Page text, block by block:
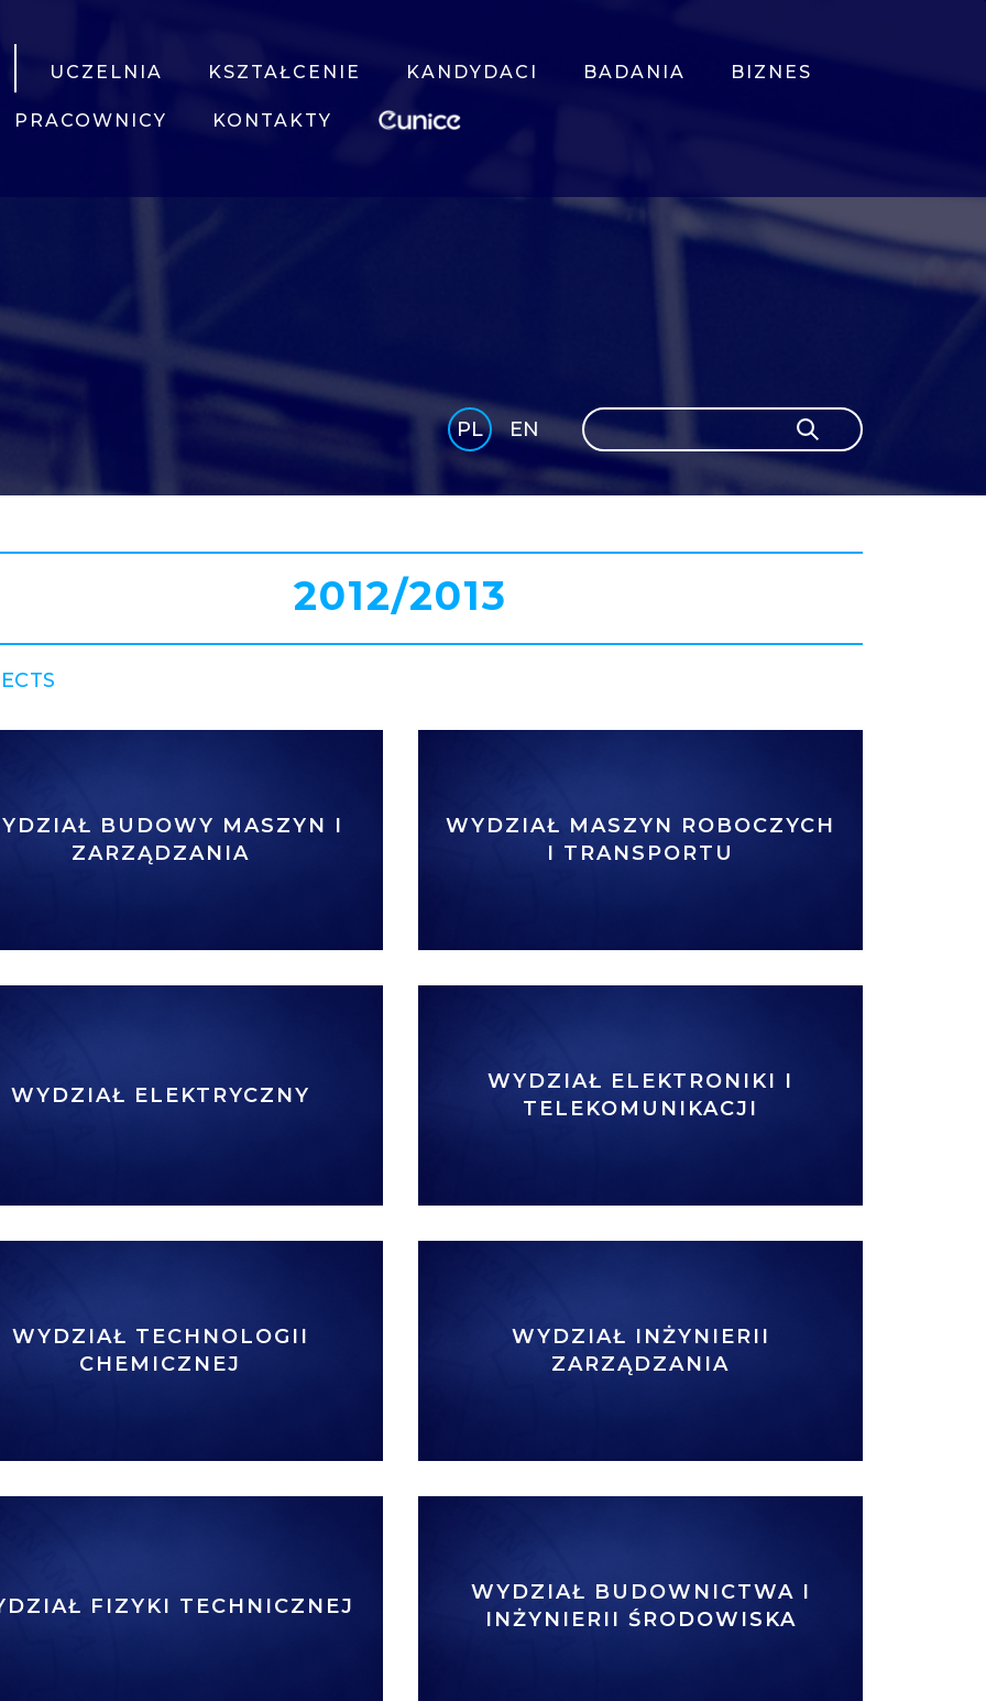
UCZELNIA KSZTAŁCENIE KANDYDACI BADANIA BIZNES
PRACOWNICY KONTAKTY
Szukaj Szukaj
PL
EN
2012/2013
BUDOWY MASZYN I
ZARZĄDZANIA
WYDZIAŁ MASZYN ROBOCZYCH
I TRANSPORTU
WYDZIAŁ ELEKTRYCZNY
WYDZIAŁ ELEKTRONIKI I
TELEKOMUNIKACJI
WYDZIAŁ TECHNOLOGII
CHEMICZNEJ
WYDZIAŁ INŻYNIERII
ZARZĄDZANIA
FIZYKI TECHNICZNEJ
WYDZIAŁ BUDOWNICTWA I
INŻYNIERII ŚRODOWISKA